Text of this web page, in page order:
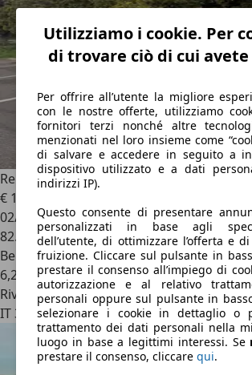
Utilizziamo i cookie. Per
di trovare ciò di cui
Per offrire all’utente la migliore
con le nostre offerte, utilizziamo
fornitori terzi nonché altre
menzionati nel loro insieme come
di salvare e accedere in seguito a
dispositivo utilizzato e a dati
indirizzi IP).
Questo consente di presentare
personalizzati in base agli
dell’utente, di ottimizzare l’offerta e
fruizione. Cliccare sul pulsante in
prestare il consenso all’impiego di
autorizzazione e al relativo
personali oppure sul pulsante in
selezionare i cookie in dettaglio o
trattamento dei dati personali nella
luogo in base a legittimi interessi. Se
prestare il consenso, cliccare qui.
Renault Clio5p 1.2 RT
€ 1.999
02/2001
82.000 km
Benzina
6,2 l/100 km (comb.)
Rivenditore
IT 31020